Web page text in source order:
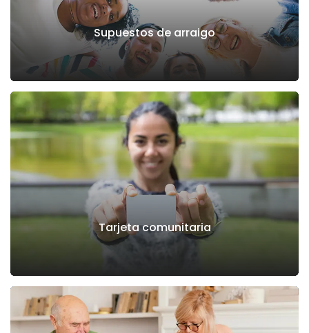
Supuestos de arraigo
Tarjeta comunitaria